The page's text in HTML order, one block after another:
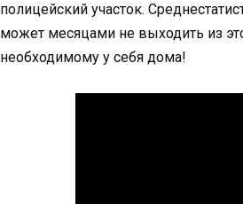
полицейский участок.
может месяцами не выходить из
необходимому у себя дома!